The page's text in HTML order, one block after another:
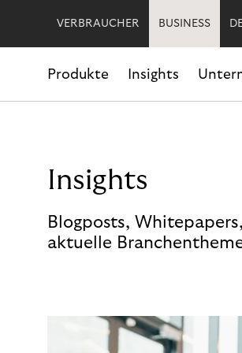
VERBRAUCHER BUSINESS
Produkte Insights
Insights
Blogposts,
aktuelle